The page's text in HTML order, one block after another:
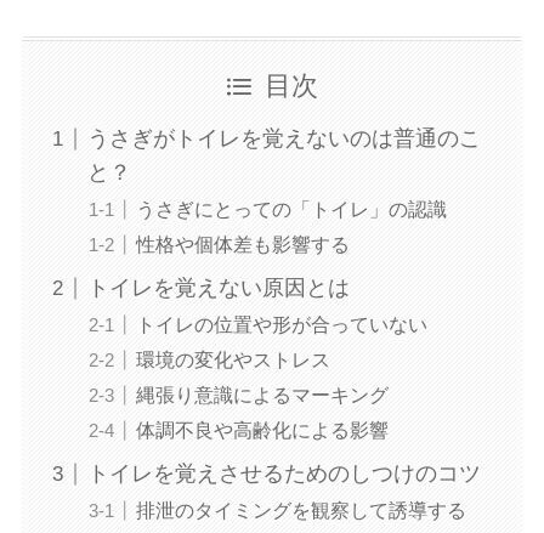
目次
うさぎがトイレを覚えないのは普通のこ
と？
うさぎにとっての「トイレ」の認識
性格や個体差も影響する
トイレを覚えない原因とは
トイレの位置や形が合っていない
環境の変化やストレス
縄張り意識によるマーキング
体調不良や高齢化による影響
トイレを覚えさせるためのしつけのコツ
排泄のタイミングを観察して誘導する